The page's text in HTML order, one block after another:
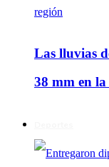
Las lluvias
38 mm en